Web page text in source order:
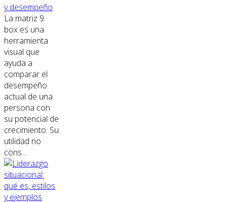
y desempeño
La matriz 9
box es una
herramienta
visual que
ayuda a
comparar el
desempeño
actual de una
persona con
su potencial de
crecimiento. Su
utilidad no
cons...